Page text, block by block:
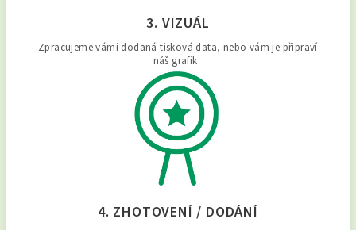
3. VIZUÁL
Zpracujeme vámi dodaná tisková data, nebo vám je připraví
náš grafik.
4. ZHOTOVENÍ / DODÁNÍ